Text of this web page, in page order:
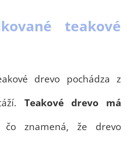
teakové
drevo pochádza z
Teakové drevo má
čo znamená, že drevo